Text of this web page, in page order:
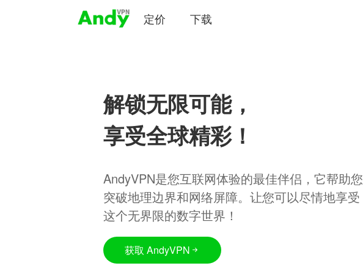
定价 下载
解锁无限可能，
享受全球精彩！
AndyVPN是您互联网体验的最佳伴侣，它帮助您
突破地理边界和网络屏障。让您可以尽情地享受
这个无界限的数字世界！
获取 AndyVPN